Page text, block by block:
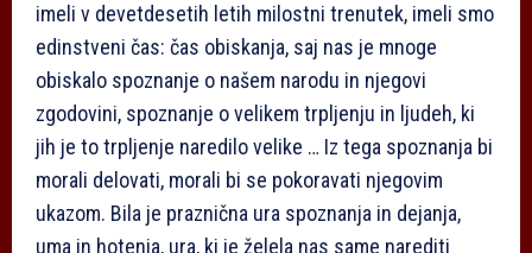
imeli v devetdesetih letih milostni trenutek, imeli smo
edinstveni čas: čas obiskanja, saj nas je mnoge
obiskalo spoznanje o našem narodu in njegovi
zgodovini, spoznanje o velikem trpljenju in ljudeh, ki
jih je to trpljenje naredilo velike … Iz tega spoznanja bi
morali delovati, morali bi se pokoravati njegovim
ukazom. Bila je praznična ura spoznanja in dejanja,
uma in hotenja, ura, ki je želela nas same narediti